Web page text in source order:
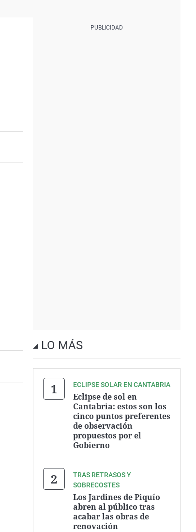
LO MÁS
ECLIPSE SOLAR EN CANTABRIA
Eclipse de sol en
Cantabria: estos son los
cinco puntos preferentes
de observación
propuestos por el
Gobierno
TRAS RETRASOS Y
SOBRECOSTES
Los Jardines de Piquío
abren al público tras
acabar las obras de
renovación